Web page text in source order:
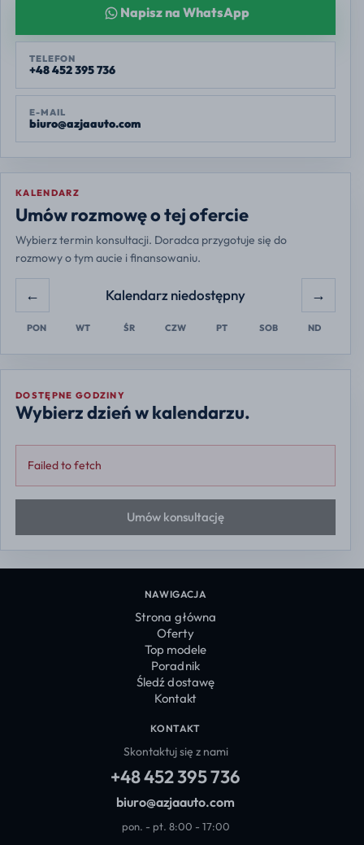
Napisz na WhatsApp
TELEFON
+48 452 395 736
E-MAIL
biuro@azjaauto.com
KALENDARZ
Umów rozmowę o tej ofercie
Wybierz termin konsultacji. Doradca przygotuje się do
rozmowy o tym aucie i finansowaniu.
Europe/Warsaw
← Kalendarz niedostępny →
PON WT ŚR CZW PT SOB ND
DOSTĘPNE GODZINY
Wybierz dzień w kalendarzu.
Failed to fetch
Umów konsultację
NAWIGACJA
Strona główna
Oferty
Top modele
Poradnik
Śledź dostawę
Kontakt
KONTAKT
Skontaktuj się z nami
+48 452 395 736
biuro@azjaauto.com
pon. - pt. 8:00 - 17:00